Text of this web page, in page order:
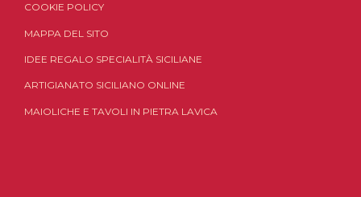
COOKIE POLICY
MAPPA DEL SITO
IDEE REGALO SPECIALITÀ SICILIANE
ARTIGIANATO SICILIANO ONLINE
MAIOLICHE E TAVOLI IN PIETRA LAVICA